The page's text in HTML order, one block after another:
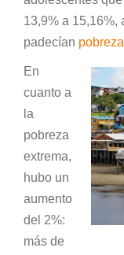
13,9% a 15,16%,
padecían pobreza
En
cuanto a
la
pobreza
extrema,
hubo un
aumento
del 2%:
más de